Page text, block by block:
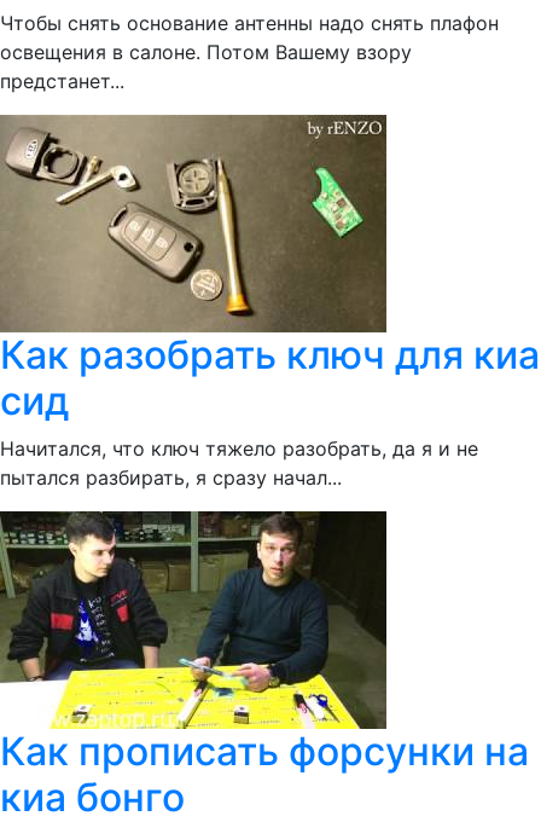
Чтобы снять основание антенны надо снять плафон
освещения в салоне. Потом Вашему взору
предстанет...
Как разобрать ключ для киа
сид
Начитался, что ключ тяжело разобрать, да я и не
пытался разбирать, я сразу начал...
Как прописать форсунки на
киа бонго